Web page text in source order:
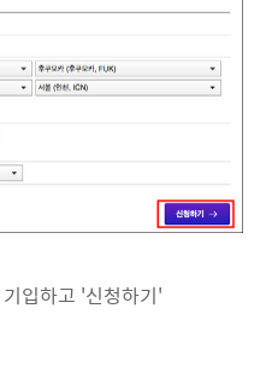
입하고 '신청하기'